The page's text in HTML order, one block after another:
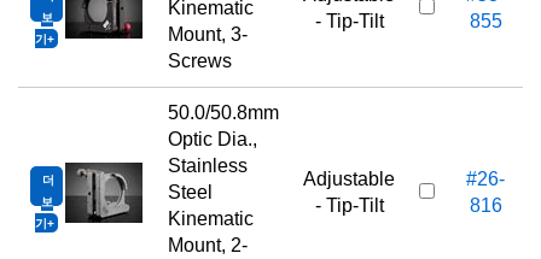
보
기
Kinematic
Mount, 3-
Screws
- Tip-Tilt
855
더
보
기
50.0/50.8mm
Optic Dia.,
Stainless
Steel
Kinematic
Mount, 2-
Adjustable
- Tip-Tilt
#26-
816